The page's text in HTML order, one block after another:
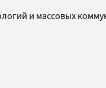
и массовых